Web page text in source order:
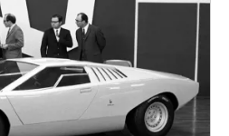
R
#MASERATI
#MERCEDES AMG
SERIES
R
#SHAMAL